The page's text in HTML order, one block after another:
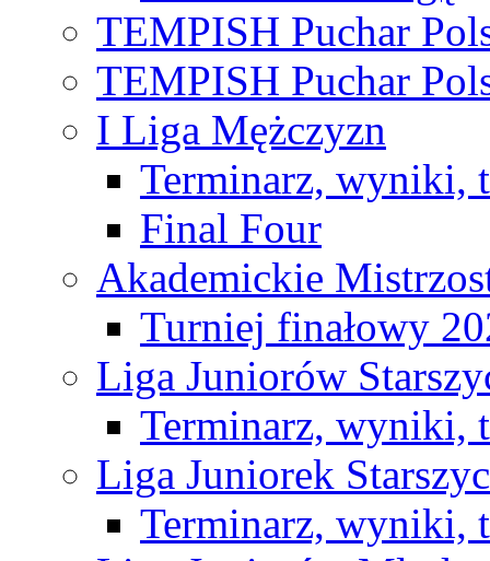
TEMPISH Puchar
TEMPISH Puchar
I Liga Mężczyzn
Terminarz, wyniki,
Final Four
Akademickie
Turniej finałowy
Liga Juniorów
Terminarz, wyniki,
Liga Juniorek
Terminarz, wyniki,